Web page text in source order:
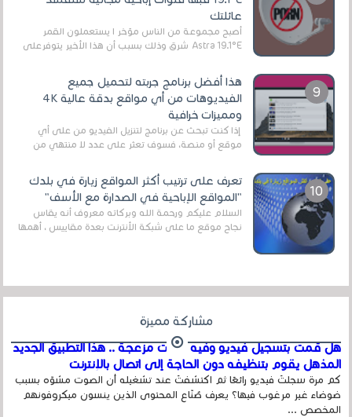
عائلتك
أصبح مجموعة من الناس مؤخر ا يستعملون القمر
Astra 19.1°E شرق وذلك بسبب أن هذا الأخير يتوفرعلى
هذا أفضل برنامج جربته لتحميل جميع
الفيديوهات من أي مواقع بدقة عالية 4K
ومميزات خرافية
إذا كنت تبحث عن برنامج لتنزيل الفيديو من على أي
موقع أو منصة، فسوف تعثر على عدد لا منتهي من
تعرف على ترتيب أكثر المواقع زيارة في بلدك
"المواقع الإباحية في الصدارة مع الأسف"
السلام عليكم ورحمة الله وبركاته معروف أنه يقاس
نجاح موقع ما على شبكة الأنترنت بعدة مقاييس ، أهمها
مشاركة مميزة
هل قمت بتسجيل فيديو وفيه أصوت مزعجة .. هذا التطبيق الجديد
المذهل يقوم بتنظيفه دون الحاجة إلى اتصال بالإنترنت
كم مرة سجلتَ فيديو رائعًا ثم اكتشفتَ عند تشغيله أن الصوت مشوّه بسبب
ضوضاء غير مرغوب فيها؟ يعرف صُنّاع المحتوى الذين ينسون ميكروفونهم
المخصص ...